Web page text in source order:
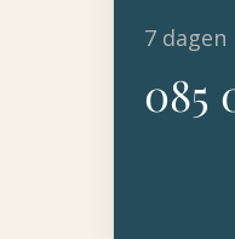
7
085